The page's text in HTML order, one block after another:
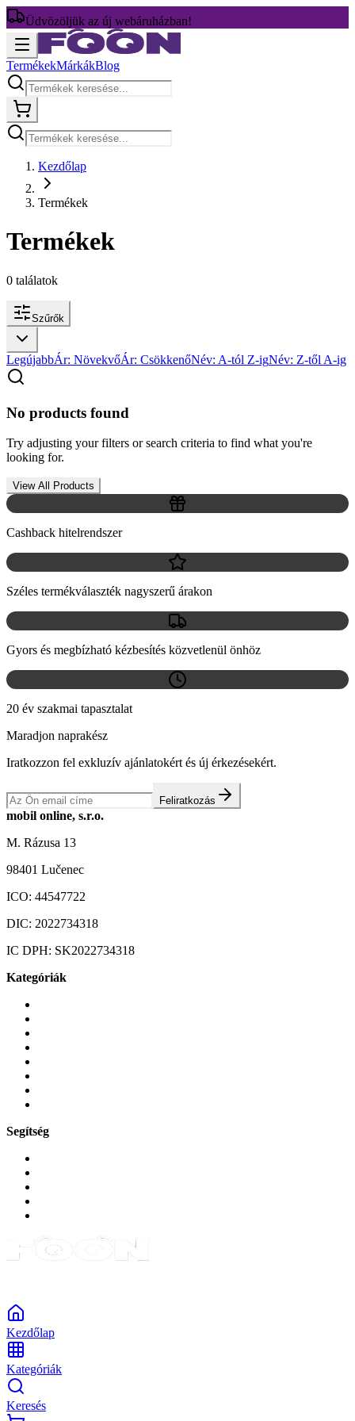
Üdvözöljük az új webáruházban!
TermékekMárkákBlog
Kezdőlap
Termékek
Termékek
0 találatok
Szűrők
LegújabbÁr: NövekvőÁr: CsökkenőNév: A-tól Z-igNév: Z-től A-ig
No products found
Try adjusting your filters or search criteria to find what you're
looking for.
View All Products
Cashback hitelrendszer
Széles termékválaszték nagyszerű árakon
Gyors és megbízható kézbesítés közvetlenül önhöz
20 év szakmai tapasztalat
Maradjon naprakész
Iratkozzon fel exkluzív ajánlatokért és új érkezésekért.
Feliratkozás
mobil online, s.r.o.
M. Rázusa 13
98401 Lučenec
ICO: 44547722
DIC: 2022734318
IC DPH: SK2022734318
Kategóriák
Segítség
Kezdőlap
Kategóriák
Keresés